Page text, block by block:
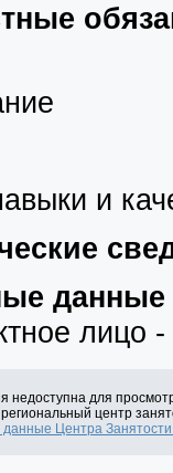
и
данные
лицо -
недоступна для
центр
данные Центра